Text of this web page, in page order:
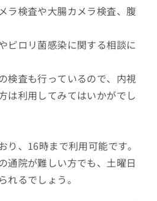
ラ検査や大腸カメラ検査、腹
ピロリ菌感染に関する相談に
検査も行っているので、内視
は利用してみてはいかがでし
り、16時まで利用可能です。
通院が難しい方でも、土曜日
れるでしょう。